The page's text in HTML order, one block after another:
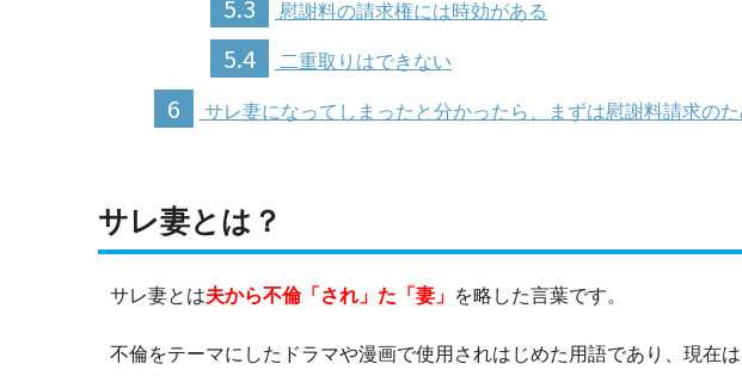
5.3 慰謝料の請求権には時効がある
5.4 二重取りはできない
6 サレ妻になってしまったと分かったら、まずは慰謝料請求の
サレ妻とは？
サレ妻とは夫から不倫「され」た「妻」 を略した言葉です。
不倫をテーマにしたドラマや漫画で使用されはじめた用語であり、現在